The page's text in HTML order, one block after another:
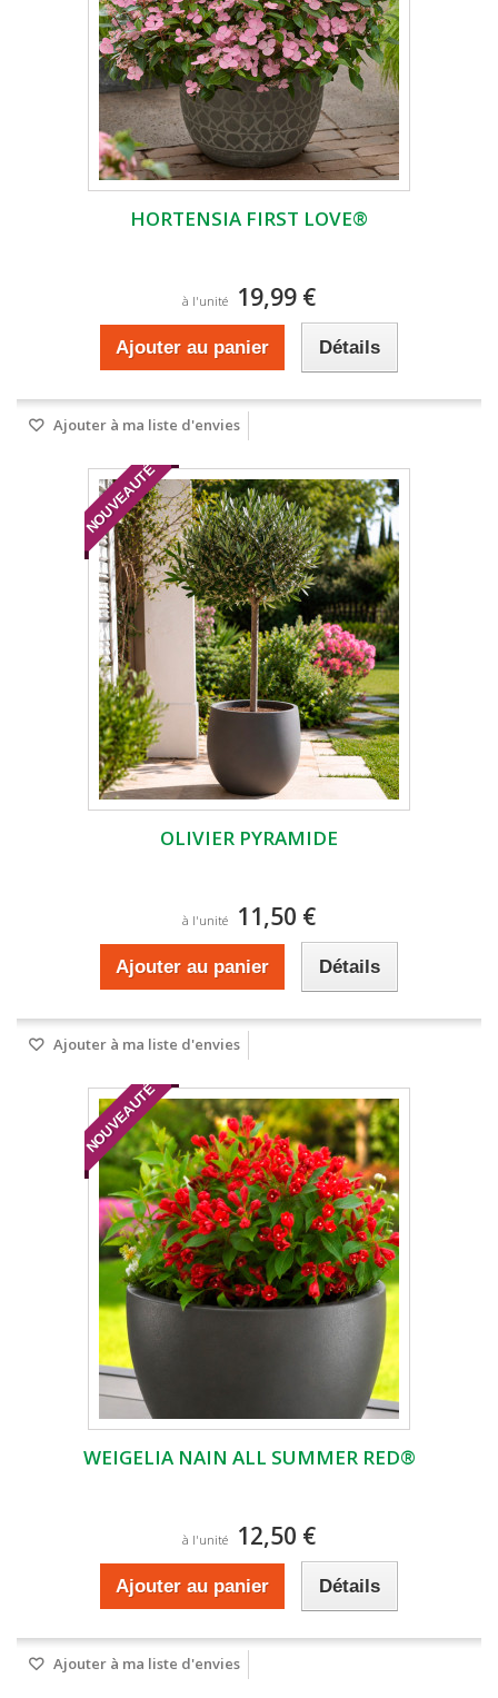
HORTENSIA FIRST LOVE®
à l'unité 19,99 €
Ajouter au panier Détails
Ajouter à ma liste d'envies
NOUVEAUTÉ
OLIVIER PYRAMIDE
à l'unité 11,50 €
Ajouter au panier Détails
Ajouter à ma liste d'envies
NOUVEAUTÉ
WEIGELIA NAIN ALL SUMMER RED®
à l'unité 12,50 €
Ajouter au panier Détails
Ajouter à ma liste d'envies